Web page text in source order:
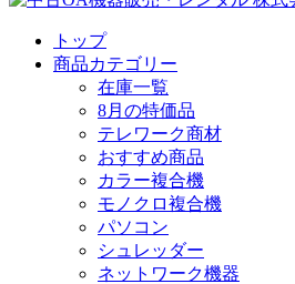
トップ
商品カテゴリー
在庫一覧
8月の特価品
テレワーク商材
おすすめ商品
カラー複合機
モノクロ複合機
パソコン
シュレッダー
ネットワーク機器